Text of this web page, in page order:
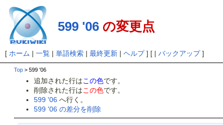
599 '06の変更点
[ ホーム | 一覧| 単語検索| 最終更新| ヘルプ] [ | バックアップ]
Top > 599 '06
追加された行はこの色です。
削除された行はこの色です。
599 '06 へ行く。
599 '06 の差分を削除